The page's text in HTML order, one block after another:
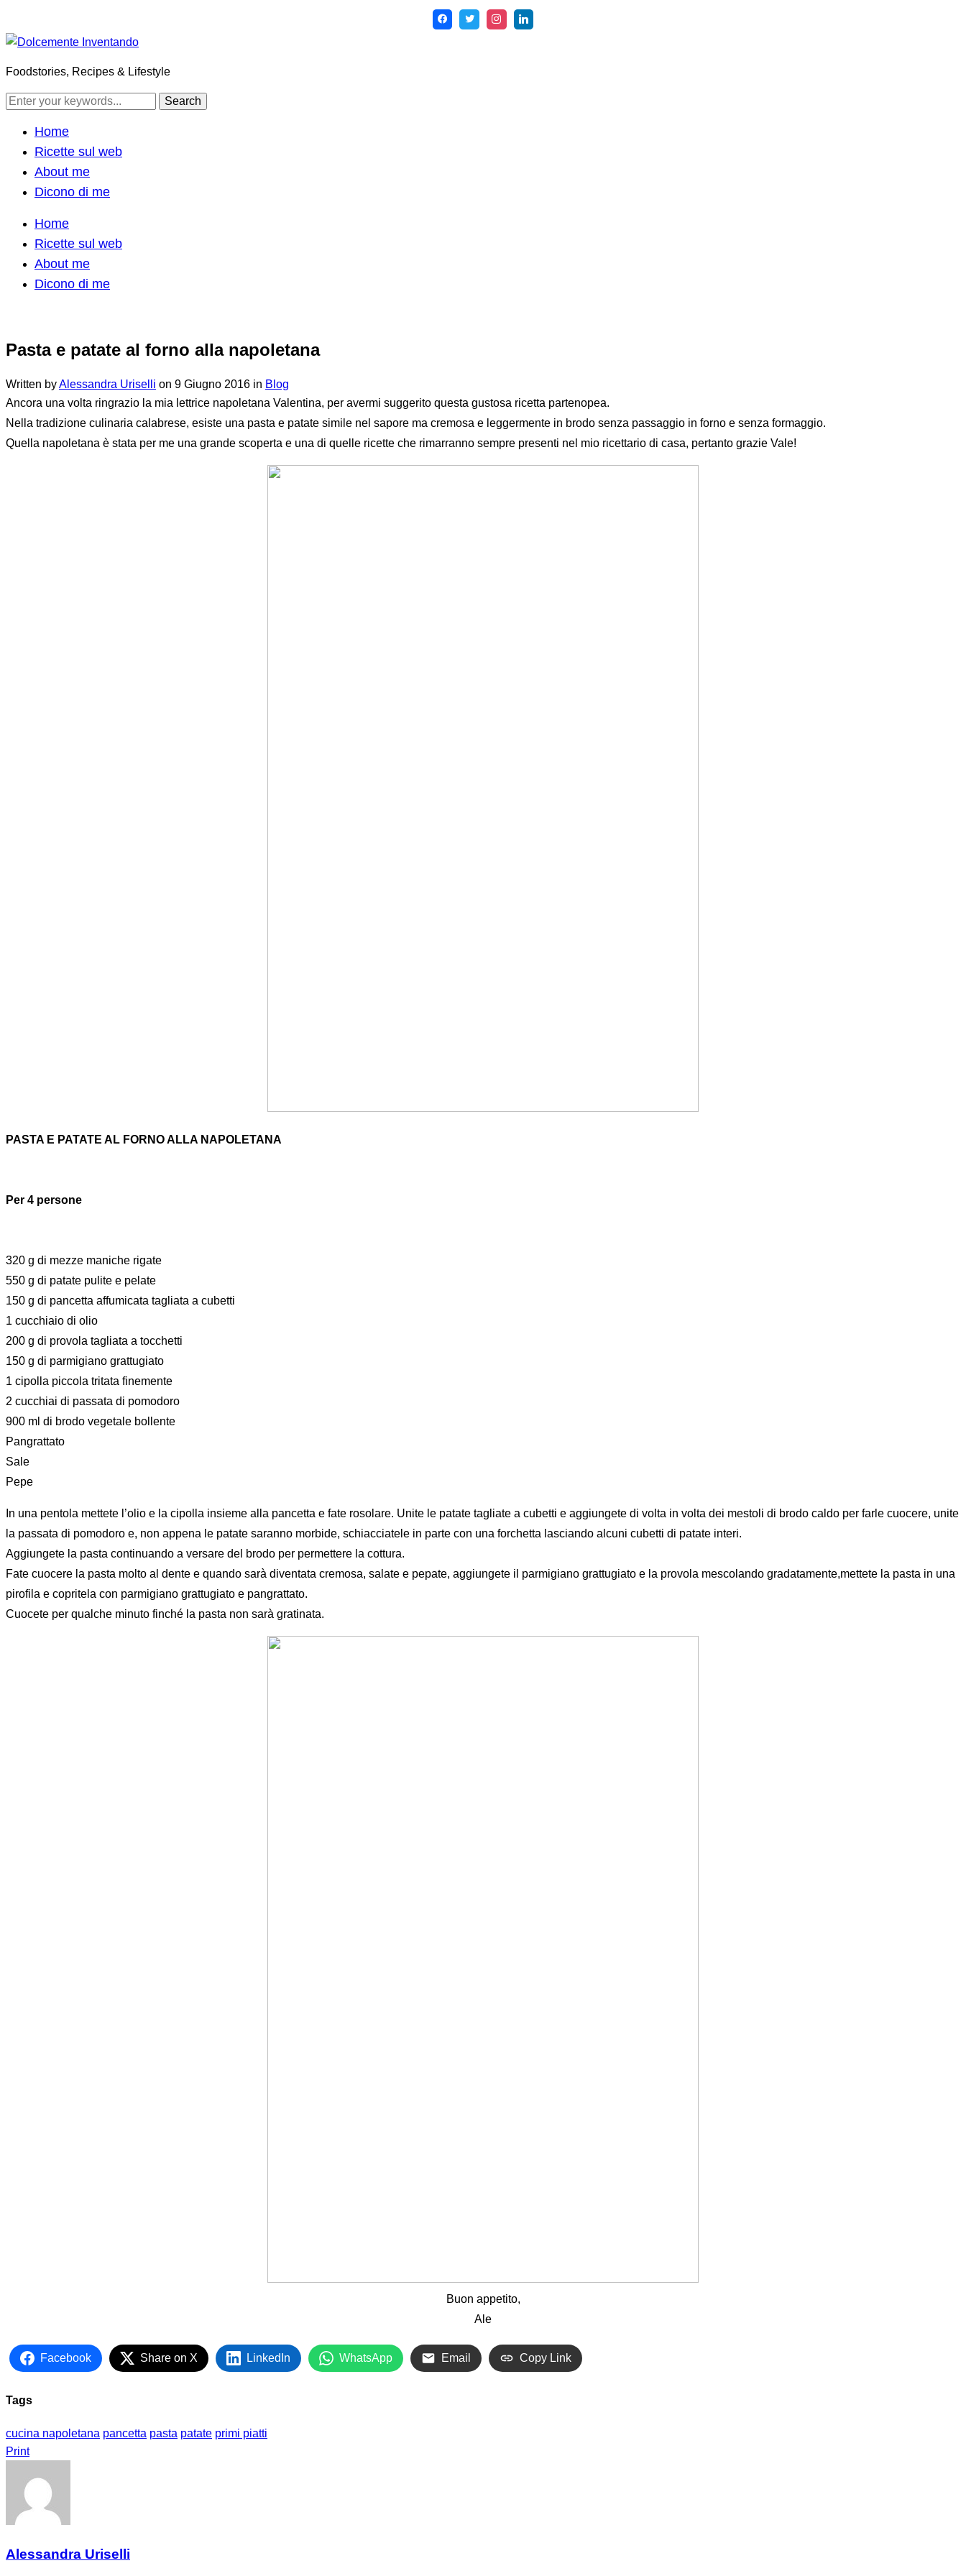
Foodstories, Recipes & Lifestyle
Home
Ricette sul web
About me
Dicono di me
Home
Ricette sul web
About me
Dicono di me
Pasta e patate al forno alla napoletana
Written byAlessandra Uriselli on 9 Giugno 2016 in Blog
Ancora una volta ringrazio la mia lettrice napoletana Valentina, per avermi suggerito questa gustosa ricetta partenopea.
Nella tradizione culinaria calabrese, esiste una pasta e patate simile nel sapore ma cremosa e leggermente in brodo senza passaggio in forno e senza formaggio.
Quella napoletana è stata per me una grande scoperta e una di quelle ricette che rimarranno sempre presenti nel mio ricettario di casa, pertanto grazie Vale!
PASTA E PATATE AL FORNO ALLA NAPOLETANA
Per 4 persone
320 g di mezze maniche rigate
550 g di patate pulite e pelate
150 g di pancetta affumicata tagliata a cubetti
1 cucchiaio di olio
200 g di provola tagliata a tocchetti
150 g di parmigiano grattugiato
1 cipolla piccola tritata finemente
2 cucchiai di passata di pomodoro
900 ml di brodo vegetale bollente
Pangrattato
Sale
Pepe
In una pentola mettete l’olio e la cipolla insieme alla pancetta e fate rosolare. Unite le patate tagliate a cubetti e aggiungete di volta in volta dei mestoli di brodo caldo per farle cuocere, unite
la passata di pomodoro e, non appena le patate saranno morbide, schiacciatele in parte con una forchetta lasciando alcuni cubetti di patate interi.
Aggiungete la pasta continuando a versare del brodo per permettere la cottura.
Fate cuocere la pasta molto al dente e quando sarà diventata cremosa, salate e pepate, aggiungete il parmigiano grattugiato e la provola mescolando gradatamente,mettete la pasta in una
pirofila e copritela con parmigiano grattugiato e pangrattato.
Cuocete per qualche minuto finché la pasta non sarà gratinata.
Buon appetito,
Ale
Facebook Share on X LinkedIn WhatsApp Email Copy Link
Tags
cucina napoletana pancetta pasta patate primi piatti
Print
Alessandra Uriselli